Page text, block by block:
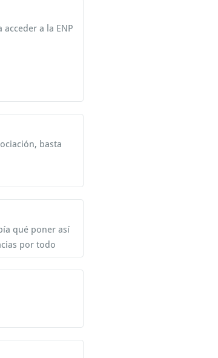
a la ENP
basta
qué poner así
por todo